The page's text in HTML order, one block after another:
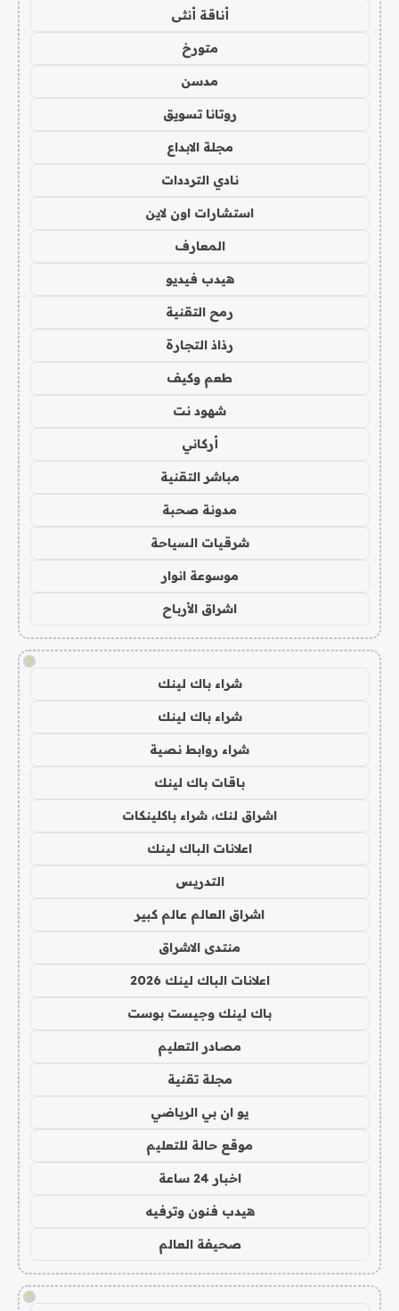
أناقة أنثى
متورخ
مدسن
روتانا تسويق
مجلة الابداع
نادي الترددات
استشارات اون لاين
المعارف
هيدب فيديو
رمح التقنية
رذاذ التجارة
طعم وكيف
شهود نت
أركاني
مباشر التقنية
مدونة صحبة
شرقيات السياحة
موسوعة انوار
اشراق الأرباح
!
شراء باك لينك
شراء باك لينك
شراء روابط نصية
باقات باك لينك
اشراق لنك، شراء باكلينكات
اعلانات الباك لينك
التدريس
اشراق العالم عالم كبير
منتدى الاشراق
اعلانات الباك لينك 2026
باك لينك وجيست بوست
مصادر التعليم
مجلة تقنية
يو ان بي الرياضي
موقع حالة للتعليم
اخبار 24 ساعة
هيدب فنون وترفيه
صحيفة العالم
!